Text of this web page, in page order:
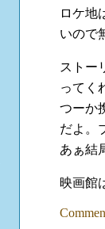
ロケ地
いので
ストー
ってく
つーか
だよ。
あぁ結
映画館